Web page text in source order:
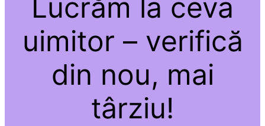
Lucrăm la ceva
uimitor – verifică
din nou, mai
târziu!